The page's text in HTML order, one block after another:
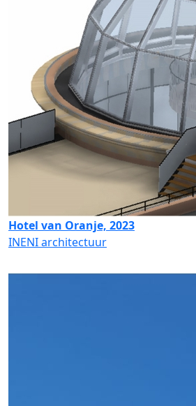
Hotel van Oranje, 2023
INENI architectuur